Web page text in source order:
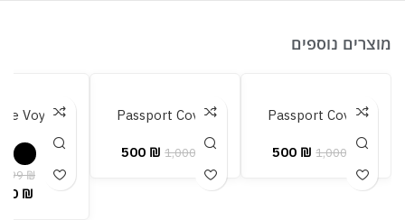
מוצרים נוספים
Passport Cover
1,000 ₪
500 ₪
Passport Cover
1,000 ₪
500 ₪
Voyage
₪
₪